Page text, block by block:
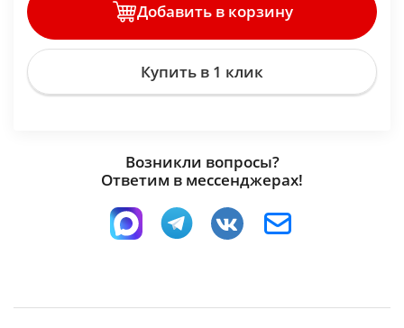
Добавить в корзину
Купить в 1 клик
Возникли вопросы?
Ответим в мессенджерах!